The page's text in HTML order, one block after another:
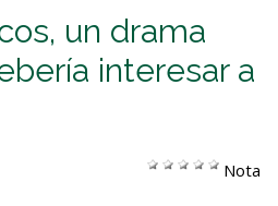
un drama
interesar a
Nota